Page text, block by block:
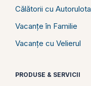
Călătorii cu Autorulota
Vacanțe în Familie
Vacanțe cu Velierul
PRODUSE & SERVICII